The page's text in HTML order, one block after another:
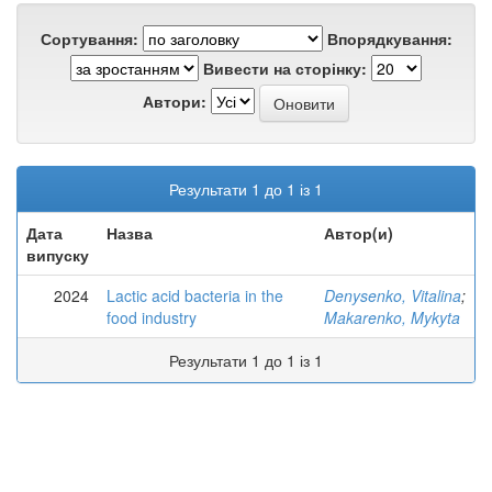
Сортування:
Впорядкування:
Вивести на сторінку:
Автори:
Результати 1 до 1 із 1
Дата
випуску
Назва Автор(и)
2024
Lactic acid bacteria in the
food industry
Denysenko, Vitalina;
Makarenko, Mykyta
Результати 1 до 1 із 1